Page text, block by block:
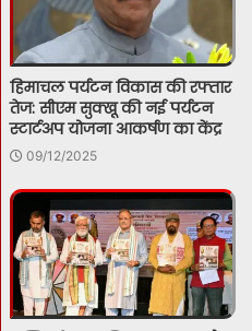
हिमाचल पर्यटन विकास की रफ्तार
तेज: सीएम सुक्खू की नई पर्यटन
स्टार्टअप योजना आकर्षण का केंद्र
09/12/2025